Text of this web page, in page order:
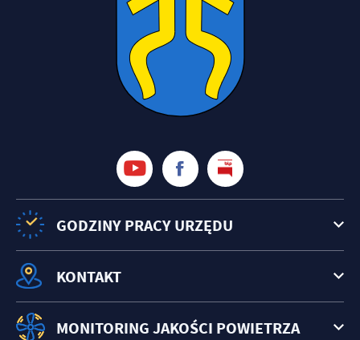
GODZINY PRACY URZĘDU
KONTAKT
MONITORING JAKOŚCI POWIETRZA